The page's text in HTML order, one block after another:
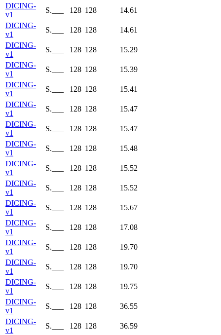
DICING-
v1
S.___ 128 128
14.61
DICING-
v1
S.___ 128 128
14.61
DICING-
v1
S.___ 128 128
15.29
DICING-
v1
S.___ 128 128
15.39
DICING-
v1
S.___ 128 128
15.41
DICING-
v1
S.___ 128 128
15.47
DICING-
v1
S.___ 128 128
15.47
DICING-
v1
S.___ 128 128
15.48
DICING-
v1
S.___ 128 128
15.52
DICING-
v1
S.___ 128 128
15.52
DICING-
v1
S.___ 128 128
15.67
DICING-
v1
S.___ 128 128
17.08
DICING-
v1
S.___ 128 128
19.70
DICING-
v1
S.___ 128 128
19.70
DICING-
v1
S.___ 128 128
19.75
DICING-
v1
S.___ 128 128
36.55
DICING-
v1
S.___ 128 128
36.59